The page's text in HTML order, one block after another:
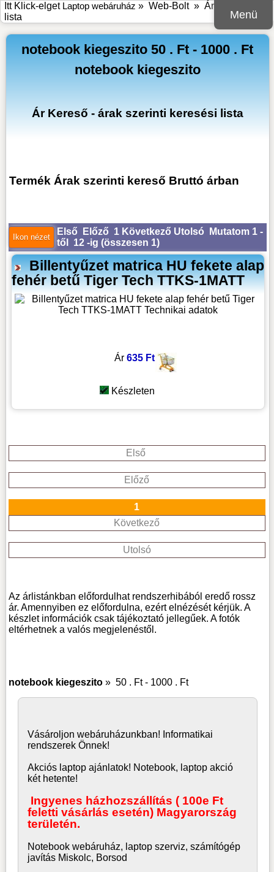
Menü
Itt Klick-elget Laptop webáruház » Web-Bolt» Árak szerinti
lista
notebook kiegeszito 50 . Ft - 1000 . Ft
notebook kiegeszito
Ár Kereső - árak szerinti keresési lista
Termék Árak szerinti kereső Bruttó árban
Első Előző 1 Következő Utolsó Mutatom 1 -
től 12 -ig (összesen 1)
Billentyűzet matrica HU fekete alap
fehér betű Tiger Tech TTKS-1MATT
Ár 635 Ft
Készleten
Első
Előző
1
Következő
Utolsó
Az árlistánkban előfordulhat rendszerhibából eredő rossz
ár. Amennyiben ez előfordulna, ezért elnézését kérjük. A
készlet információk csak tájékoztató jellegűek. A fotók
eltérhetnek a valós megjelenéstől.
notebook kiegeszito »50 . Ft - 1000 . Ft
Vásároljonwebáruházunkban! Informatikai
rendszerek Önnek!
Akciós laptop ajánlatok! Notebook, laptop akció
két hetente!
Ingyenes házhozszállítás ( 100e Ft
feletti vásárlás esetén) Magyarország
területén.
Notebook webáruház, laptop szerviz, számítógép
javítás Miskolc, Borsod